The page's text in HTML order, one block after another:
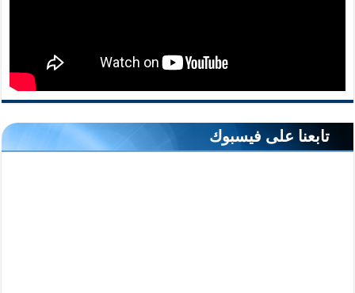
تابعنا على فيسبوك